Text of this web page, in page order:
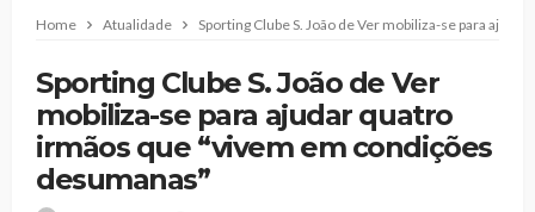
Home Atualidade Sporting Clube S. João de Ver mobiliza-se para
Sporting Clube S. João de Ver
mobiliza-se para ajudar quatro
irmãos que “vivem em condições
desumanas”